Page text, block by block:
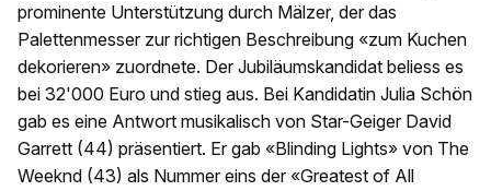
prominente Unterstützung durch Mälzer, der das
Palettenmesser zur richtigen Beschreibung «zum Kuchen
dekorieren» zuordnete. Der Jubiläumskandidat beliess es
bei 32'000 Euro und stieg aus. Bei Kandidatin Julia Schön
gab es eine Antwort musikalisch von Star-Geiger David
Garrett (44) präsentiert. Er gab «Blinding Lights» von The
Weeknd (43) als Nummer eins der «Greatest of All